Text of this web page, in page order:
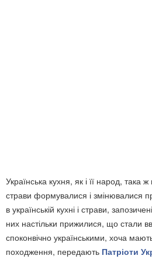
Українська кухня, як і її народ, така
страви формувалися і змінювалися
в українській кухні і страви,
них настільки прижилися, що стали
споконвічно українськими, хоча
походження, передають Патріоти